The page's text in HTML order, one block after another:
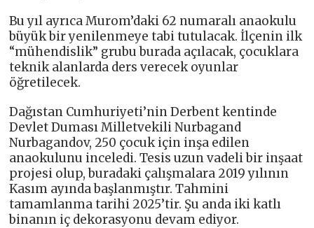
Bu yıl ayrıca Murom’daki 62 numaralı anaokulu
büyük bir yenilenmeye tabi tutulacak. İlçenin ilk
“mühendislik” grubu burada açılacak, çocuklara
teknik alanlarda ders verecek oyunlar
öğretilecek.
Dağıstan Cumhuriyeti’nin Derbent kentinde
Devlet Duması Milletvekili Nurbagand
Nurbagandov, 250 çocuk için inşa edilen
anaokulunu inceledi. Tesis uzun vadeli bir inşaat
projesi olup, buradaki çalışmalara 2019 yılının
Kasım ayında başlanmıştır. Tahmini
tamamlanma tarihi 2025’tir. Şu anda iki katlı
binanın iç dekorasyonu devam ediyor.